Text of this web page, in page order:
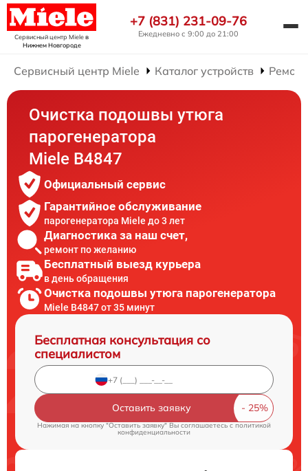
Сервисный центр Mieleв
Нижнем Новгороде
+7 (831) 231-09-76
Ежедневно с 9:00 до 21:00
Сервисный центр Miele Каталог устройств
Очистка подошвы утюга
парогенератора
Miele B4847
Официальный сервис
Гарантийное обслуживание
парогенератора Miele до 3 лет
Диагностика за наш счет,
ремонт по желанию
Бесплатный выезд курьера
в день обращения
Очистка подошвы утюга парогенератора
Miele B4847 от 35 минут
Бесплатная консультация со
специалистом
Оставить заявку
Нажимая на кнопку "Оставить заявку" Вы соглашаетесь cполитикой
конфиденциальности